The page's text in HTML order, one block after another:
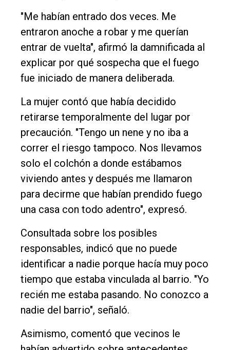
Entrevistas
Rural
Deportes
Fúnebres
Edición
Empresa
Nosotros
Contacto
"Me habían entrado dos veces. Me
entraron anoche a robar y me querían
entrar de vuelta", afirmó la damnificada al
explicar por qué sospecha que el fuego
fue iniciado de manera deliberada.
La mujer contó que había decidido
retirarse temporalmente del lugar por
precaución. "Tengo un nene y no iba a
correr el riesgo tampoco. Nos llevamos
solo el colchón a donde estábamos
viviendo antes y después me llamaron
para decirme que habían prendido fuego
una casa con todo adentro", expresó.
Consultada sobre los posibles
responsables, indicó que no puede
identificar a nadie porque hacía muy poco
tiempo que estaba vinculada al barrio. "Yo
recién me estaba pasando. No conozco a
nadie del barrio", señaló.
Asimismo, comentó que vecinos le